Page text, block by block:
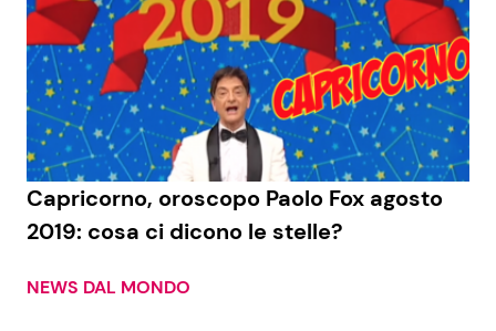
Info
Chi siamo
Disclaimer e Privacy
Redazione
Contattaci
Privacy Policy
Capricorno, oroscopo Paolo Fox agosto
2019: cosa ci dicono le stelle?
NEWS DAL MONDO